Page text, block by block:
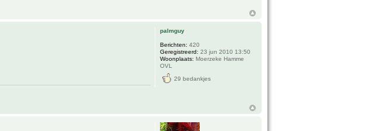
palmguy
Berichten: 420
Geregistreerd: 23 jun 2010 13:50
Woonplaats: Moerzeke Hamme
OVL
29 bedankjes